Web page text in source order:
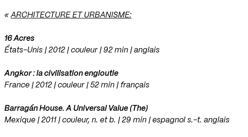
«ARCHITECTURE ET URBANISME:
16 Acres
États-Unis | 2012 | couleur | 92 min | anglais
Angkor : la civilisation engloutie
France | 2012 | couleur | 52 min | français
Barragán House. A Universal Value (The)
Mexique | 2011 | couleur, n. et b. | 29 min | espagnol s.-t. anglais